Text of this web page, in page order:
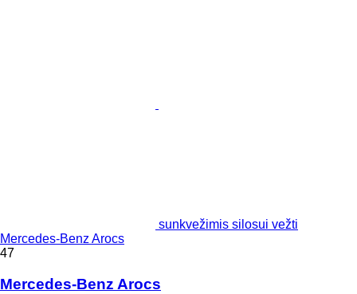
sunkvežimis silosui vežti
Mercedes-Benz Arocs
47
Mercedes-Benz Arocs